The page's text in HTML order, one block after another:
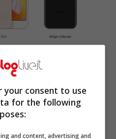
8 e iPhone 8
e prezzi
Set 12, 2017
consent to use
for the following
and content, advertising and